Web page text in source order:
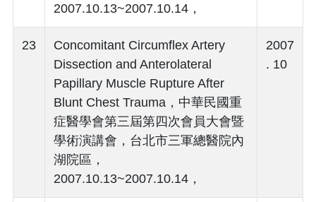
2007.10.13~2007.10.14，
23
Concomitant Circumflex Artery
Dissection and Anterolateral
Papillary Muscle Rupture After
Blunt Chest Trauma，中華民國重
症醫學會第三屆第四次會員大會暨
學術演講會，台北市三軍總醫院內
湖院區，
2007.10.13~2007.10.14，
2007
. 10